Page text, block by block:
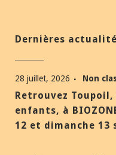
Dernières
28 juillet, 2026 Non
Retrouvez
enfants, à
12 et dimanche 13